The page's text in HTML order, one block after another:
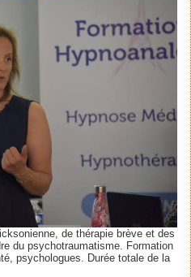
de thérapie brève et des
du psychotraumatisme. Formation
psychologues. Durée totale de la